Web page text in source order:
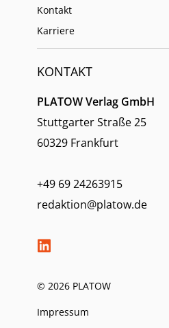
Kontakt
Karriere
KONTAKT
PLATOW Verlag GmbH
Stuttgarter Straße 25
60329 Frankfurt
+49 69 24263915
redaktion@platow.de
© 2026 PLATOW
Impressum